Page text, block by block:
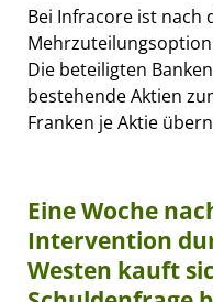
Bei Infracore ist nach
Die beteiligten
bestehende Aktien
Franken je Aktie
Eine Woche
Intervention
Westen kauft